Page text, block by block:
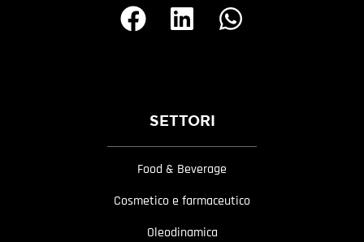
SETTORI
Food & Beverage
Cosmetico e farmaceutico
Oleodinamica